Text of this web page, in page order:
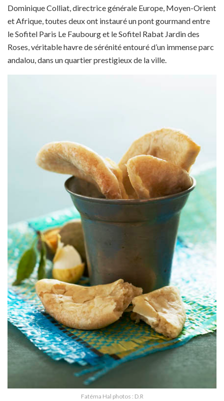
Dominique Colliat, directrice générale Europe, Moyen-Orient
et Afrique, toutes deux ont instauré un pont gourmand entre
le Sofitel Paris Le Faubourg et le Sofitel Rabat Jardin des
Roses, véritable havre de sérénité entouré d’un immense parc
andalou, dans un quartier prestigieux de la ville.
Fatéma Hal photos : D.R